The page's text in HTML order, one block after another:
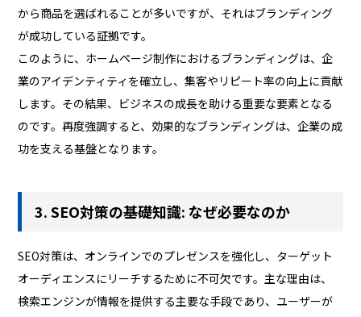
から商品を選ばれることが多いですが、それはブランディング
が成功している証拠です。
このように、ホームページ制作におけるブランディングは、企
業のアイデンティティを確立し、集客やリピート率の向上に貢献
します。その結果、ビジネスの成長を助ける重要な要素となる
のです。再度強調すると、効果的なブランディングは、企業の成
功を支える基盤となります。
3. SEO対策の基礎知識: なぜ必要なのか
SEO対策は、オンラインでのプレゼンスを強化し、ターゲット
オーディエンスにリーチするために不可欠です。主な理由は、
検索エンジンが情報を提供する主要な手段であり、ユーザーが